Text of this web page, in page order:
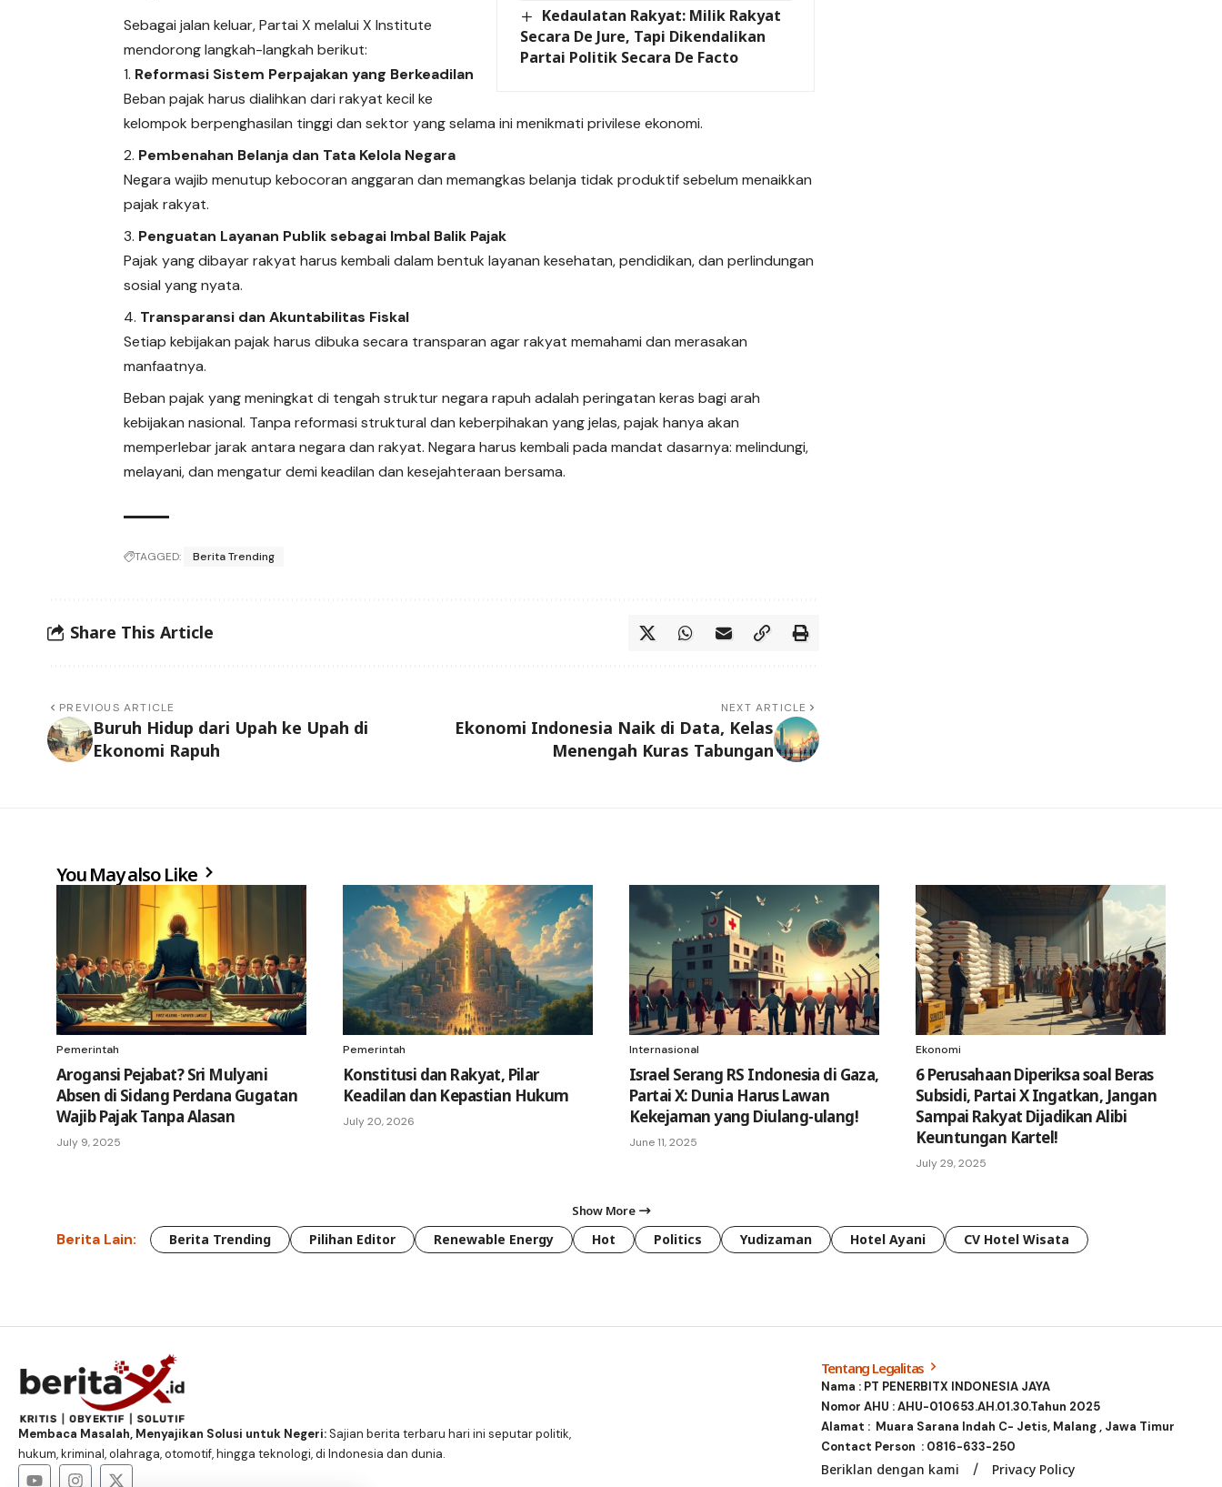
Kedaulatan Rakyat: Milik Rakyat
Secara De Jure, Tapi Dikendalikan
Partai Politik Secara De Facto
Sebagai jalan keluar, Partai X melalui X Institute
mendorong langkah-langkah berikut:
Reformasi Sistem Perpajakan yang Berkeadilan
Beban pajak harus dialihkan dari rakyat kecil ke
kelompok berpenghasilan tinggi dan sektor yang selama ini menikmati privilese ekonomi.
Pembenahan Belanja dan Tata Kelola Negara
Negara wajib menutup kebocoran anggaran dan memangkas belanja tidak produktif sebelum menaikkan
pajak rakyat.
Penguatan Layanan Publik sebagai Imbal Balik Pajak
Pajak yang dibayar rakyat harus kembali dalam bentuk layanan kesehatan, pendidikan, dan perlindungan
sosial yang nyata.
Transparansi dan Akuntabilitas Fiskal
Setiap kebijakan pajak harus dibuka secara transparan agar rakyat memahami dan merasakan
manfaatnya.
Beban pajak yang meningkat di tengah struktur negara rapuh adalah peringatan keras bagi arah
kebijakan nasional. Tanpa reformasi struktural dan keberpihakan yang jelas, pajak hanya akan
memperlebar jarak antara negara dan rakyat. Negara harus kembali pada mandat dasarnya: melindungi,
melayani, dan mengatur demi keadilan dan kesejahteraan bersama.
TAGGED: Berita Trending
Share This Article
PREVIOUS ARTICLE
Buruh Hidup dari Upah ke Upah di
Ekonomi Rapuh
NEXT ARTICLE
Ekonomi Indonesia Naik di Data, Kelas
Menengah Kuras Tabungan
You May also Like
Pemerintah
Arogansi Pejabat? Sri Mulyani
Absen di Sidang Perdana Gugatan
Wajib Pajak Tanpa Alasan
July 9, 2025
Pemerintah
Konstitusi dan Rakyat, Pilar
Keadilan dan Kepastian Hukum
July 20, 2026
Internasional
Israel Serang RS Indonesia di Gaza,
Partai X: Dunia Harus Lawan
Kekejaman yang Diulang-ulang!
June 11, 2025
Ekonomi
6 Perusahaan Diperiksa soal Beras
Subsidi, Partai X Ingatkan, Jangan
Sampai Rakyat Dijadikan Alibi
Keuntungan Kartel!
July 29, 2025
Show More
Berita Lain: Berita Trending Pilihan Editor Renewable Energy Hot Politics Yudizaman Hotel Ayani CV Hotel Wisata
Membaca Masalah, Menyajikan Solusi untuk Negeri:Sajian berita terbaru hari ini seputar politik,
hukum, kriminal, olahraga, otomotif, hingga teknologi, di Indonesia dan dunia.
Tentang Legalitas
Nama : PT PENERBITX INDONESIA JAYA
Nomor AHU : AHU-010653.AH.01.30.Tahun 2025
Alamat : Muara Sarana Indah C- Jetis, Malang , Jawa Timur
Contact Person : 0816-633-250
Beriklan dengan kami
Privacy Policy